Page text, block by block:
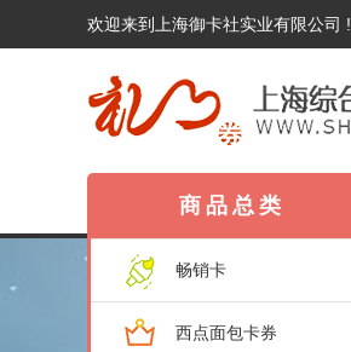
欢迎来到上海御卡社实业有限公司 !
商品总类
畅销卡
西点面包卡券